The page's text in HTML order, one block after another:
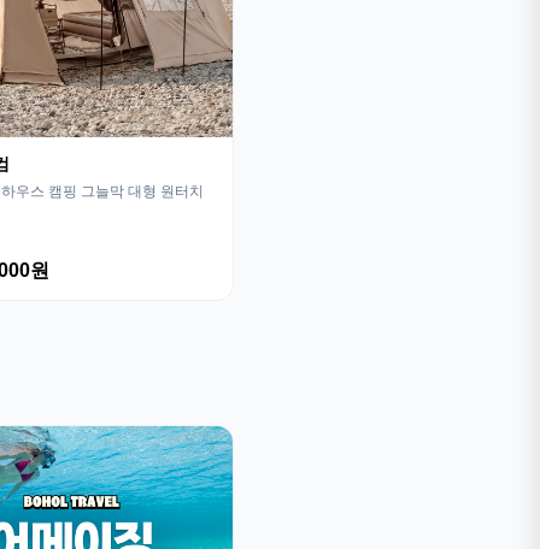
우스 캠핑 그늘막 대형 원터치
원